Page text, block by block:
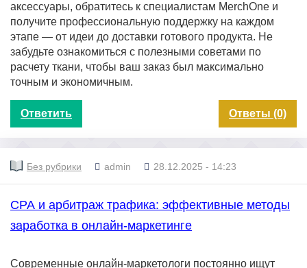
аксессуары, обратитесь к специалистам MerchOne и
получите профессиональную поддержку на каждом
этапе — от идеи до доставки готового продукта. Не
забудьте ознакомиться с полезными советами по
расчету ткани, чтобы ваш заказ был максимально
точным и экономичным.
Ответить Ответы (0)
Без рубрики admin 28.12.2025 - 14:23
СРА и арбитраж трафика: эффективные методы
заработка в онлайн-маркетинге
Современные онлайн-маркетологи постоянно ищут